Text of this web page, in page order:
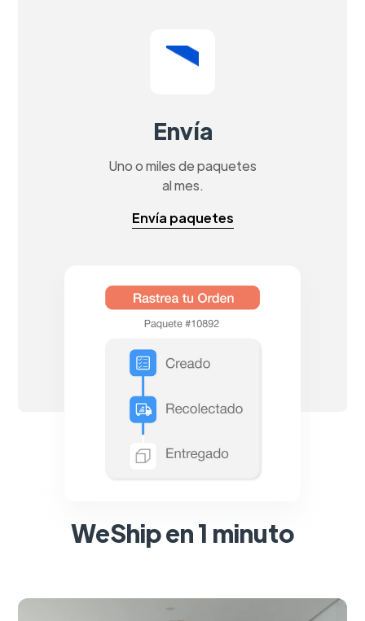
Envía
Uno o miles de paquetes
al mes.
Envía paquetes
WeShip en 1 minuto